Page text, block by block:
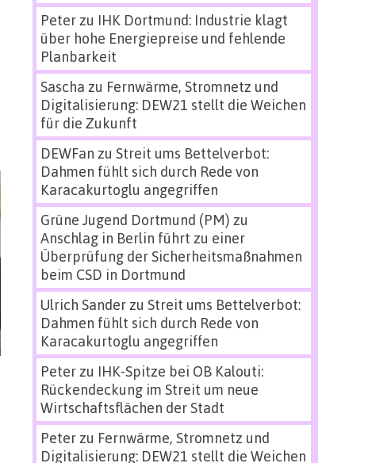
Peterzu IHK Dortmund: Industrie klagt
über hohe Energiepreise und fehlende
Planbarkeit
Sascha zu Fernwärme, Stromnetz und
Digitalisierung: DEW21 stellt die Weichen
für die Zukunft
DEWFan zu Streit ums Bettelverbot:
Dahmen fühlt sich durch Rede von
Karacakurtoglu angegriffen
Grüne Jugend Dortmund (PM) zu
Anschlag in Berlin führt zu einer
Überprüfung der Sicherheitsmaßnahmen
beim CSD in Dortmund
Ulrich Sanderzu Streit ums Bettelverbot:
Dahmen fühlt sich durch Rede von
Karacakurtoglu angegriffen
Peterzu IHK-Spitze bei OB Kalouti:
Rückendeckung im Streit um neue
Wirtschaftsflächen der Stadt
Peterzu Fernwärme, Stromnetz und
Digitalisierung: DEW21 stellt die Weichen